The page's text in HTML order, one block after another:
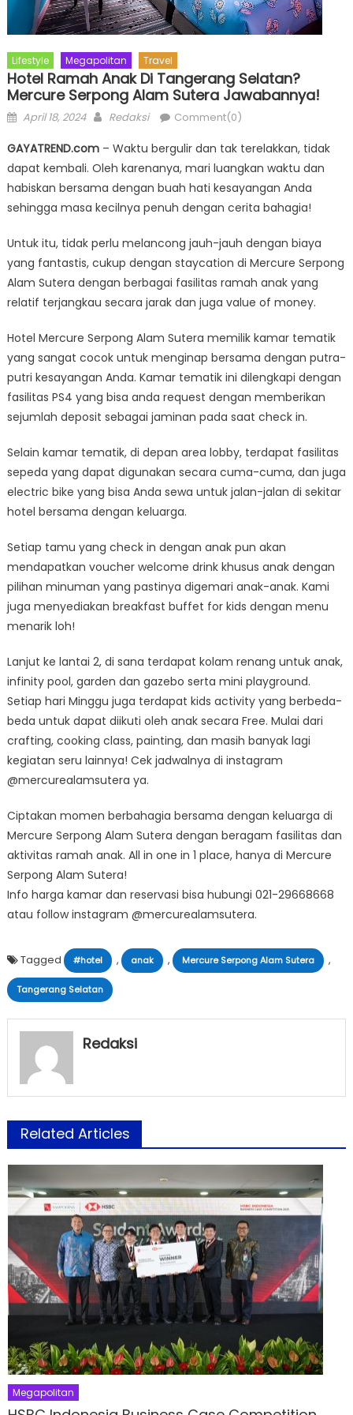
Lifestyle Megapolitan Travel
Hotel Ramah Anak Di Tangerang Selatan?
Mercure Serpong Alam Sutera Jawabannya!
Posted
April 18, 2024 Author
Redaksi Comment(0)
GAYATREND.com– Waktu bergulir dan tak terelakkan, tidak
dapat kembali. Oleh karenanya, mari luangkan waktu dan
habiskan bersama dengan buah hati kesayangan Anda
sehingga masa kecilnya penuh dengan cerita bahagia!
Untuk itu, tidak perlu melancong jauh-jauh dengan biaya
yang fantastis, cukup dengan staycation di Mercure Serpong
Alam Sutera dengan berbagai fasilitas ramah anak yang
relatif terjangkau secara jarak dan juga value of money.
Hotel Mercure Serpong Alam Sutera memilik kamar tematik
yang sangat cocok untuk menginap bersama dengan putra-
putri kesayangan Anda. Kamar tematik ini dilengkapi dengan
fasilitas PS4 yang bisa anda request dengan memberikan
sejumlah deposit sebagai jaminan pada saat check in.
Selain kamar tematik, di depan area lobby, terdapat fasilitas
sepeda yang dapat digunakan secara cuma-cuma, dan juga
electric bike yang bisa Anda sewa untuk jalan-jalan di sekitar
hotel bersama dengan keluarga.
Setiap tamu yang check in dengan anak pun akan
mendapatkan voucher welcome drink khusus anak dengan
pilihan minuman yang pastinya digemari anak-anak. Kami
juga menyediakan breakfast buffet for kids dengan menu
menarik loh!
Lanjut ke lantai 2, di sana terdapat kolam renang untuk anak,
infinity pool, garden dan gazebo serta mini playground.
Setiap hari Minggu juga terdapat kids activity yang berbeda-
beda untuk dapat diikuti oleh anak secara Free. Mulai dari
crafting, cooking class, painting, dan masih banyak lagi
kegiatan seru lainnya! Cek jadwalnya di instagram
@mercurealamsutera ya.
Ciptakan momen berbahagia bersama dengan keluarga di
Mercure Serpong Alam Sutera dengan beragam fasilitas dan
aktivitas ramah anak. All in one in 1 place, hanya di Mercure
Serpong Alam Sutera!
Info harga kamar dan reservasi bisa hubungi 021-29668668
atau follow instagram @mercurealamsutera.
Tagged #hotel , anak , Mercure Serpong Alam Sutera ,
Tangerang Selatan
Redaksi
Related Articles
Megapolitan